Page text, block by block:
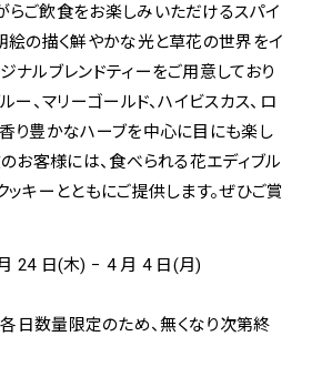
ご飲食をお楽しみいただけるスパイ
絵の描く鮮やかな光と草花の世界をイ
ナルブレンドティーをご用意しており
ー、マリーゴールド、ハイビスカス、ロ
り豊かなハーブを中心に目にも楽し
のお客様には、食べられる花エディブル
ッキーとともにご提供します。ぜひご賞
24 日(木) − 4 月 4 日(月)
日数量限定のため、無くなり次第終